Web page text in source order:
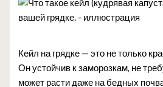
Кейл на грядке — это не только
Он устойчив к заморозкам, не
может расти даже на бедных